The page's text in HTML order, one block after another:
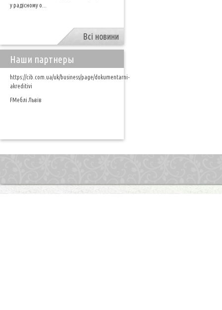
у радісному о...
Всі новини
Наши партнеры
https://cib.com.ua/uk/business/page/dokumentarni-
akreditivi
FМеблі Львів